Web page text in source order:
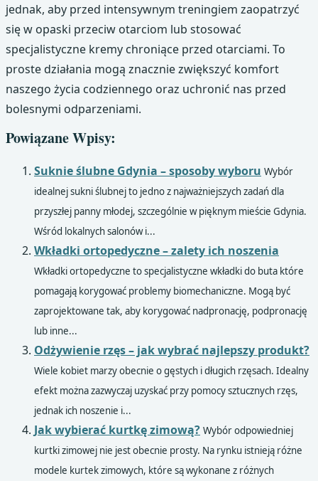
jednak, aby przed intensywnym treningiem zaopatrzyć
się w opaski przeciw otarciom lub stosować
specjalistyczne kremy chroniące przed otarciami. To
proste działania mogą znacznie zwiększyć komfort
naszego życia codziennego oraz uchronić nas przed
bolesnymi odparzeniami.
Powiązane Wpisy:
Suknie ślubne Gdynia – sposoby wyboru Wybór
idealnej sukni ślubnej to jedno z najważniejszych zadań dla
przyszłej panny młodej, szczególnie w pięknym mieście Gdynia.
Wśród lokalnych salonów i...
Wkładki ortopedyczne – zalety ich noszenia
Wkładki ortopedyczne to specjalistyczne wkładki do buta które
pomagają korygować problemy biomechaniczne. Mogą być
zaprojektowane tak, aby korygować nadpronację, podpronację
lub inne...
Odżywienie rzęs – jak wybrać najlepszy produkt?
Wiele kobiet marzy obecnie o gęstych i długich rzęsach. Idealny
efekt można zazwyczaj uzyskać przy pomocy sztucznych rzęs,
jednak ich noszenie i...
Jak wybierać kurtkę zimową? Wybór odpowiedniej
kurtki zimowej nie jest obecnie prosty. Na rynku istnieją różne
modele kurtek zimowych, które są wykonane z różnych